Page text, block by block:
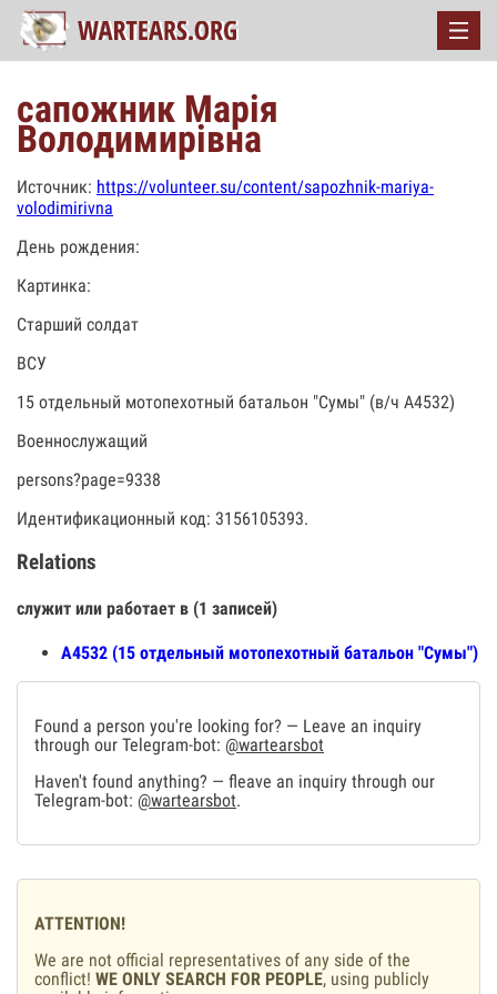
сапожник Марія
Володимирівна
Источник: https://volunteer.su/content/sapozhnik-mariya-
volodimirivna
День рождения:
Картинка:
Старший солдат
ВСУ
15 отдельный мотопехотный батальон "Сумы" (в/ч А4532)
Военнослужащий
persons?page=9338
Идентификационный код: 3156105393.
Relations
служит или работает в (1 записей)
А4532 (15 отдельный мотопехотный батальон "Сумы")
Found a person you're looking for? — Leave an inquiry
through our Telegram-bot: @wartearsbot
Haven't found anything? — fleave an inquiry through our
Telegram-bot: @wartearsbot.
ATTENTION!
We are not official representatives of any side of the
conflict! WE ONLY SEARCH FOR PEOPLE, using publicly